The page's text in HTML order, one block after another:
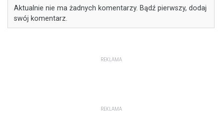
Aktualnie nie ma żadnych komentarzy. Bądź pierwszy, dodaj
swój komentarz.
REKLAMA
REKLAMA